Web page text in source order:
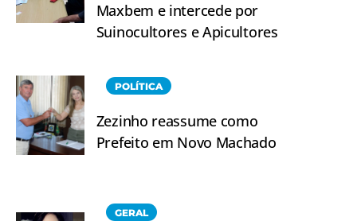
Maxbem e intercede por
Suinocultores e Apicultores
POLÍTICA
Zezinho reassume como
Prefeito em Novo Machado
GERAL